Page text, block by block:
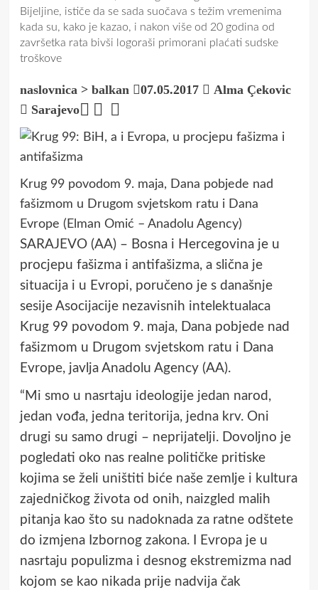
Bijeljine, ističe da se sada suočava s težim vremenima
kada su, kako je kazao, i nakon više od 20 godina od
završetka rata bivši logoraši primorani plaćati sudske
troškove
naslovnica> balkan 07.05.2017
Alma Çekovic
Sarajevo
Krug 99 povodom 9. maja, Dana pobjede nad
fašizmom u Drugom svjetskom ratu i Dana
Evrope (Elman Omić – Anadolu Agency)
SARAJEVO (AA) – Bosna i Hercegovina je u
procjepu fašizma i antifašizma, a slična je
situacija i u Evropi, poručeno je s današnje
sesije Asocijacije nezavisnih intelektualaca
Krug 99 povodom 9. maja, Dana pobjede nad
fašizmom u Drugom svjetskom ratu i Dana
Evrope, javlja Anadolu Agency (AA).
“Mi smo u nasrtaju ideologije jedan narod,
jedan vođa, jedna teritorija, jedna krv. Oni
drugi su samo drugi – neprijatelji. Dovoljno je
pogledati oko nas realne političke pritiske
kojima se želi uništiti biće naše zemlje i kultura
zajedničkog života od onih, naizgled malih
pitanja kao što su nadoknada za ratne odštete
do izmjena Izbornog zakona. I Evropa je u
nasrtaju populizma i desnog ekstremizma nad
kojom se kao nikada prije nadvija čak